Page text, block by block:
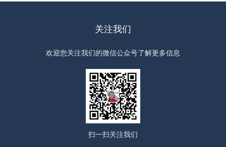
关注我们
欢迎您关注我们的微信公众号了解更多信息
扫一扫关注我们